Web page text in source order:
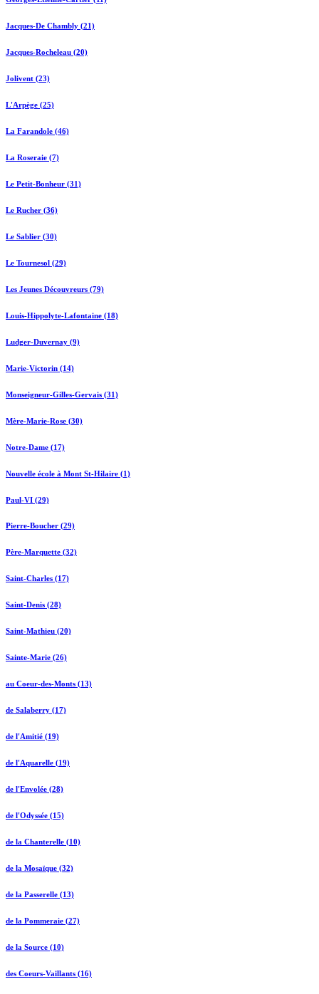
Jacques-De Chambly (21)
Jacques-Rocheleau (20)
Jolivent (23)
L'Arpège (25)
La Farandole (46)
La Roseraie (7)
Le Petit-Bonheur (31)
Le Rucher (36)
Le Sablier (30)
Le Tournesol (29)
Les Jeunes Découvreurs (79)
Louis-Hippolyte-Lafontaine (18)
Ludger-Duvernay (9)
Marie-Victorin (14)
Monseigneur-Gilles-Gervais (31)
Mère-Marie-Rose (30)
Notre-Dame (17)
Nouvelle école à Mont St-Hilaire (1)
Paul-VI (29)
Pierre-Boucher (29)
Père-Marquette (32)
Saint-Charles (17)
Saint-Denis (28)
Saint-Mathieu (20)
Sainte-Marie (26)
au Coeur-des-Monts (13)
de Salaberry (17)
de l'Amitié (19)
de l'Aquarelle (19)
de l'Envolée (28)
de l'Odyssée (15)
de la Chanterelle (10)
de la Mosaïque (32)
de la Passerelle (13)
de la Pommeraie (27)
de la Source (10)
des Coeurs-Vaillants (16)